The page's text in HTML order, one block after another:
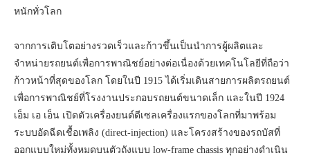
หนักทั่วโลก
จากการเติบโตอย่างรวดเร็วและก้าวขึ้นเป็นนำการผู้ผลิตและ
จำหน่ายรถยนต์เพื่อการพาณิชย์อย่างต่อเนื่องด้วยเทคโนโลยีที่ถือว่า
ก้าวหน้าที่สุดของโลก โดยในปี 1915 ได้เริ่มเดินสายการผลิตรถยนต์
เพื่อการพาณิชย์ที่โรงงานประกอบรถยนต์ขนาดเล็ก และในปี 1924
เอ็ม เอ เอ็น เปิดตัวเครื่องยนต์ดีเซลเครื่องแรกของโลกที่มาพร้อม
ระบบอัดฉีดเชื้อเพลิง (direct-injection) และโครงสร้างของรถบัสที่
ออกแบบใหม่ทั้งหมดบนตัวถังแบบ low-frame chassis ทุกอย่างดำเนิน